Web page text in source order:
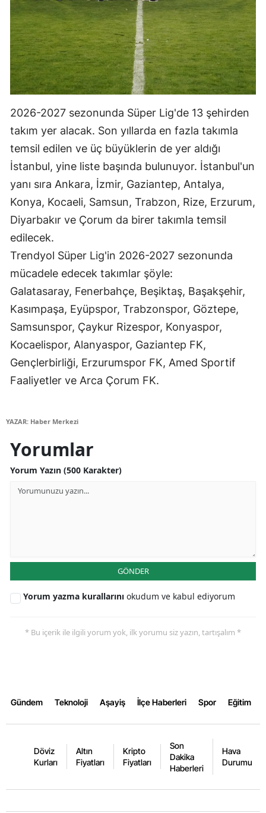
Kütahya
Malatya
Manisa
Kahramanmaraş
Muğla
Muş
Nevşehir
Niğde
Ordu
Rize
Samsun
Siirt
Sinop
Zonguldak
Bartın
Ardahan
2026-2027 sezonunda Süper Lig'de 13 şehirden
takım yer alacak. Son yıllarda en fazla takımla
temsil edilen ve üç büyüklerin de yer aldığı
İstanbul, yine liste başında bulunuyor. İstanbul'un
yanı sıra Ankara, İzmir, Gaziantep, Antalya,
Konya, Kocaeli, Samsun, Trabzon, Rize, Erzurum,
Diyarbakır ve Çorum da birer takımla temsil
edilecek.
Trendyol Süper Lig'in 2026-2027 sezonunda
mücadele edecek takımlar şöyle:
Galatasaray, Fenerbahçe, Beşiktaş, Başakşehir,
Kasımpaşa, Eyüpspor, Trabzonspor, Göztepe,
Samsunspor, Çaykur Rizespor, Konyaspor,
Kocaelispor, Alanyaspor, Gaziantep FK,
Gençlerbirliği, Erzurumspor FK, Amed Sportif
Faaliyetler ve Arca Çorum FK.
YAZAR: Haber Merkezi
Yorumlar
Yorum Yazın (500 Karakter)
GÖNDER
Yorum yazma kurallarını okudum ve kabul ediyorum
* Bu içerik ile ilgili yorum yok, ilk yorumu siz yazın, tartışalım *
Gündem Teknoloji Aşayiş İlçe Haberleri Spor Eğitim
Döviz
Kurları
Altın
Fiyatları
Kripto
Fiyatları
Son
Dakika
Haberleri
Hava
Durumu